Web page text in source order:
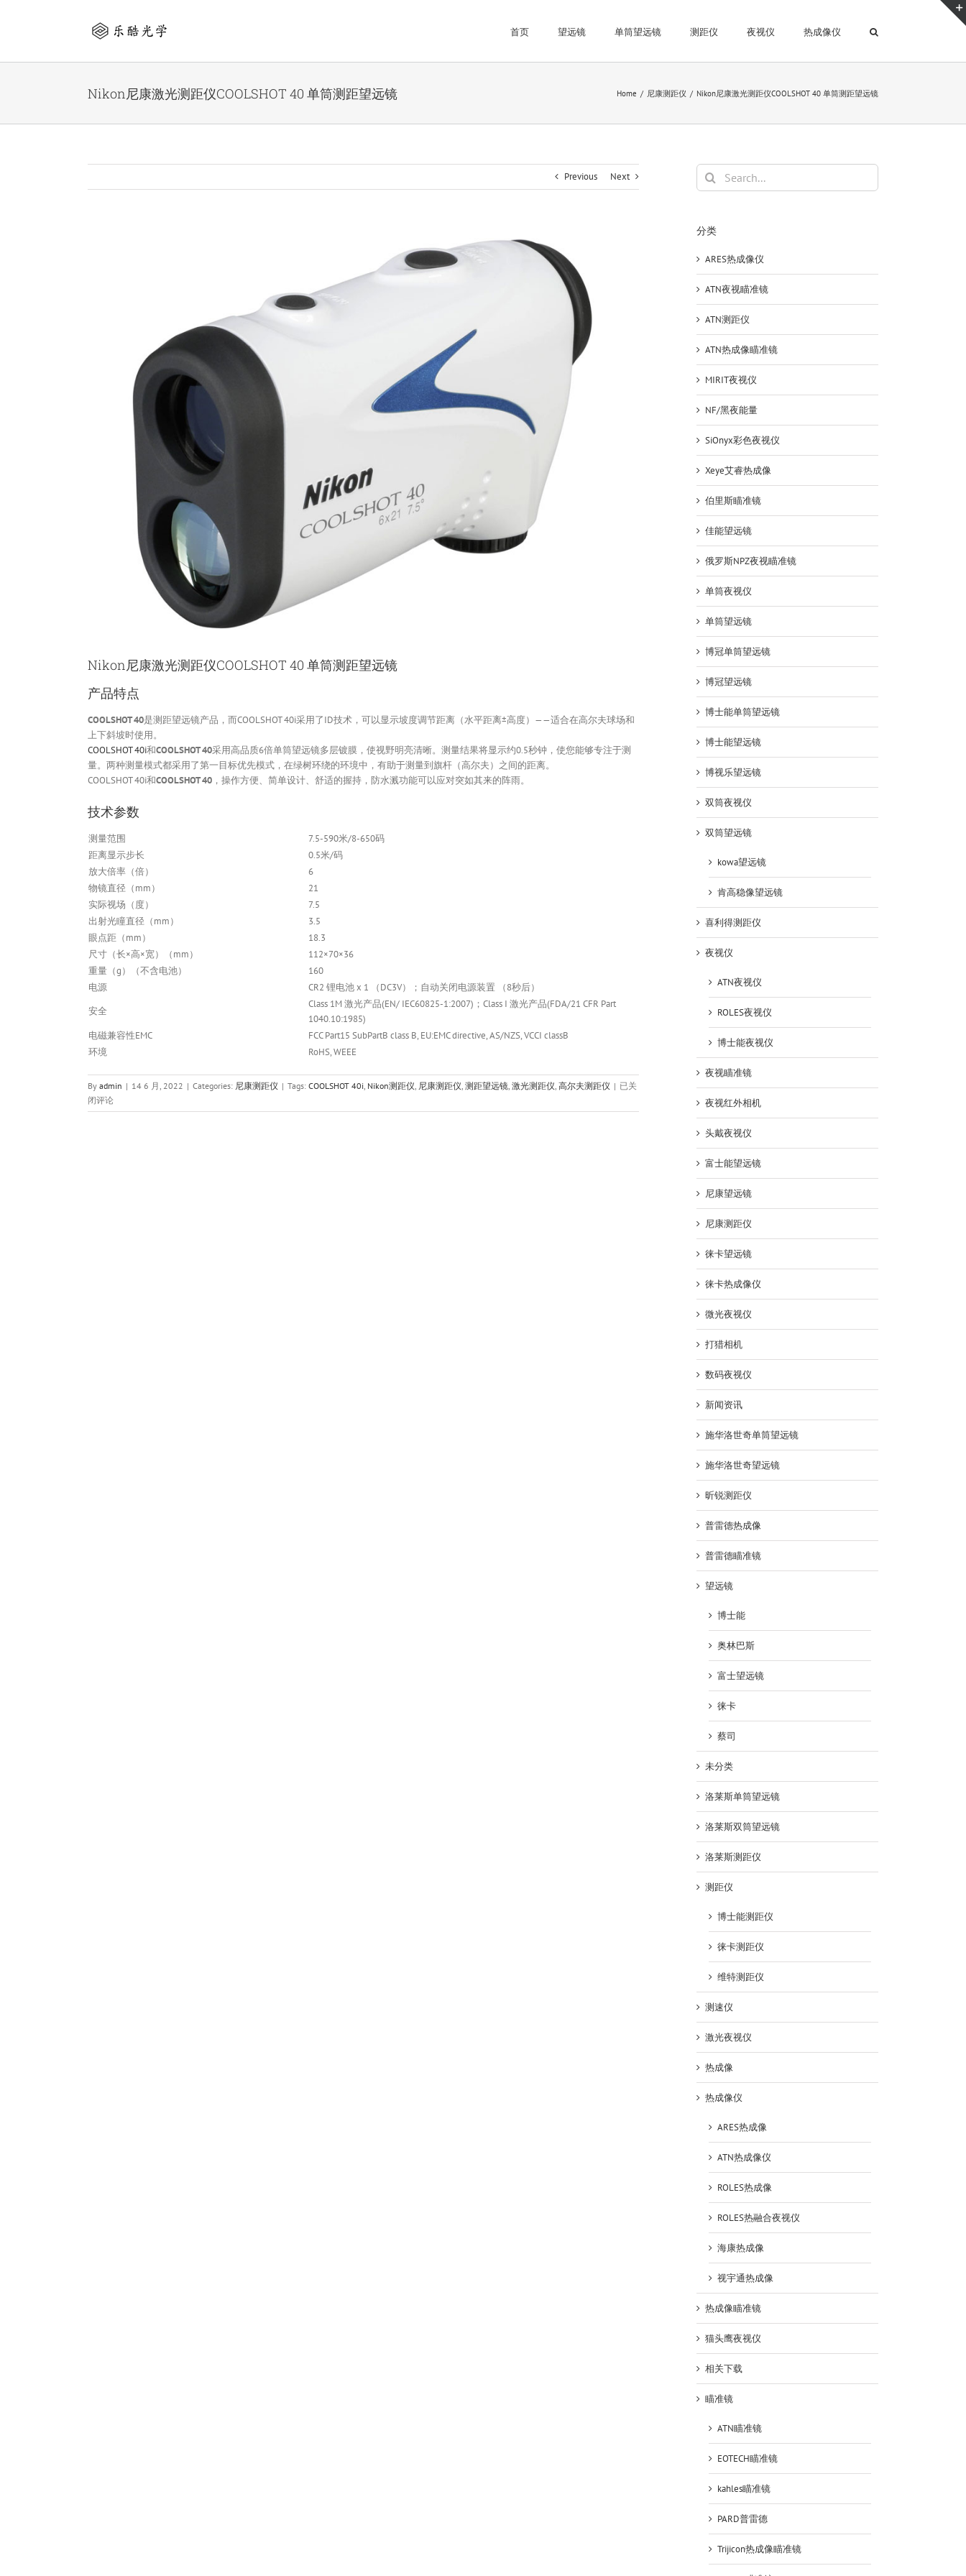
首页 望远镜 单筒望远镜 测距仪 夜视仪 热成像仪
Nikon尼康激光测距仪COOLSHOT 40 单筒测距望远镜 Home 尼康测距仪 Nikon尼康激光测距仪COOLSHOT 40 单筒测距望远镜
Previous Next
Nikon尼康激光测距仪COOLSHOT 40 单筒测距望远镜
产品特点
COOLSHOT 40是测距望远镜产品，而COOLSHOT 40i采用了ID技术，可以显示坡度调节距离（水平距离±高度）——适合在高尔夫球场和
上下斜坡时使用。
COOLSHOT 40i和COOLSHOT 40采用高品质6倍单筒望远镜多层镀膜，使视野明亮清晰。测量结果将显示约0.5秒钟，使您能够专注于测
量。两种测量模式都采用了第一目标优先模式，在绿树环绕的环境中，有助于测量到旗杆（高尔夫）之间的距离。
COOLSHOT 40i和COOLSHOT 40 ，操作方便、简单设计、舒适的握持，防水溅功能可以应对突如其来的阵雨。
技术参数
测量范围
7.5-590米/8-650码
距离显示步长
0.5米/码
放大倍率（倍）
6
物镜直径（mm）
21
实际视场（度）
7.5
出射光瞳直径（mm）
3.5
眼点距（mm）
18.3
尺寸（长×高×宽）（mm）
112×70×36
重量（g）（不含电池）
160
电源
CR2 锂电池 x 1 （DC3V）；自动关闭电源装置 （8秒后）
安全
Class 1M 激光产品(EN/ IEC60825-1:2007)；Class I 激光产品(FDA/21 CFR Part
1040.10:1985)
电磁兼容性EMC
FCC Part15 SubPartB class B, EU:EMC directive, AS/NZS, VCCI classB
环境
RoHS, WEEE
By admin | 14 6 月, 2022 | Categories: 尼康测距仪 | Tags: COOLSHOT 40i, Nikon测距仪, 尼康测距仪, 测距望远镜, 激光测距仪, 高尔夫测距仪 | Nikon
康
已关
闭评论
Search
for:
分类
ARES热成像仪
ATN夜视瞄准镜
ATN测距仪
ATN热成像瞄准镜
MIRIT夜视仪
NF/黑夜能量
SiOnyx彩色夜视仪
Xeye艾睿热成像
伯里斯瞄准镜
佳能望远镜
俄罗斯NPZ夜视瞄准镜
单筒夜视仪
单筒望远镜
博冠单筒望远镜
博冠望远镜
博士能单筒望远镜
博士能望远镜
博视乐望远镜
双筒夜视仪
双筒望远镜
kowa望远镜
肯高稳像望远镜
喜利得测距仪
夜视仪
ATN夜视仪
ROLES夜视仪
博士能夜视仪
夜视瞄准镜
夜视红外相机
头戴夜视仪
富士能望远镜
尼康望远镜
尼康测距仪
徕卡望远镜
徕卡热成像仪
微光夜视仪
打猎相机
数码夜视仪
新闻资讯
施华洛世奇单筒望远镜
施华洛世奇望远镜
昕锐测距仪
普雷德热成像
普雷德瞄准镜
望远镜
博士能
奥林巴斯
富士望远镜
徕卡
蔡司
未分类
洛莱斯单筒望远镜
洛莱斯双筒望远镜
洛莱斯测距仪
测距仪
博士能测距仪
徕卡测距仪
维特测距仪
测速仪
激光夜视仪
热成像
热成像仪
ARES热成像
ATN热成像仪
ROLES热成像
ROLES热融合夜视仪
海康热成像
视宇通热成像
热成像瞄准镜
猫头鹰夜视仪
相关下载
瞄准镜
ATN瞄准镜
EOTECH瞄准镜
kahles瞄准镜
PARD普雷德
Trijicon热成像瞄准镜